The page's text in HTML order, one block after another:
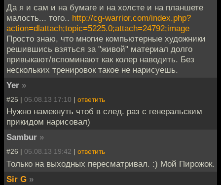
Да я и сам и на бумаге и на холсте и на планшете
малость... того.. http://cg-warrior.com/index.php?
action=dlattach;topic=5225.0;attach=24792;image
Просто знаю, что многие компьютерные художники
решившись взяться за "живой" материал долго
привыкают/вспоминают как колер наводить. Без
нескольких тренировок такое не нарисуешь.
Yer »
#25 | 05.08.13 17:10 | ответить
Нужно намекнуть чтоб в след. раз с генеральским
прикидом нарисовал)
Sambur »
#26 | 05.08.13 19:42 | ответить
Только на выходных пересматривал. :) Мой Пирожок.
Sir G »